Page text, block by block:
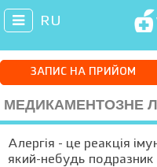
RU
ЗАПИС НА ПРИЙОМ
МЕДИКАМЕНТОЗНЕ
Алергія - це реакція
який-небудь